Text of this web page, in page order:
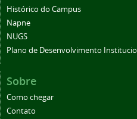
Histórico do Campus
Napne
NUGS
Plano de Desenvolvimento
Sobre
Como chegar
Contato